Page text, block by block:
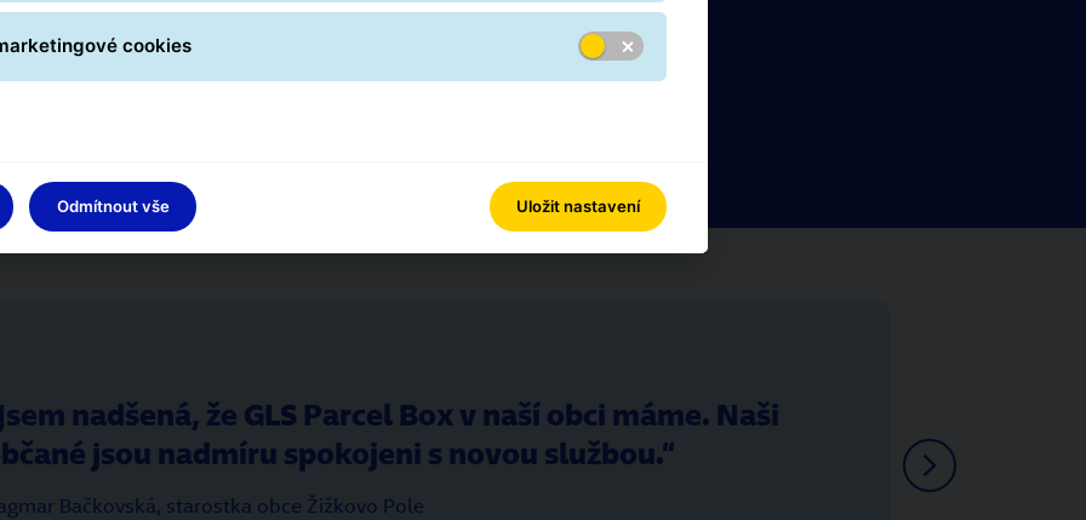
Spokojení klienti
Jsem nadšená, že GLS Parcel Box v naší obci máme. Naši
jsou nadmíru spokojeni s novou službou.
Bačkovská, starostka obce Žižkovo Pole
cookies
Odmítnout vše Uložit nastavení